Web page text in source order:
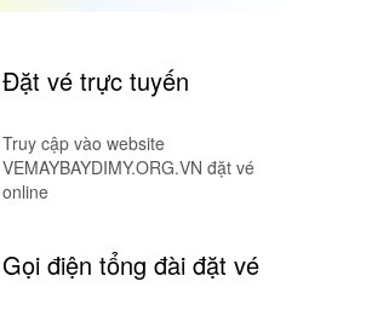
Đặt vé trực tuyến
Truy cập vào website
VEMAYBAYDIMY.ORG.VN đặt vé
online
Gọi điện tổng đài đặt vé